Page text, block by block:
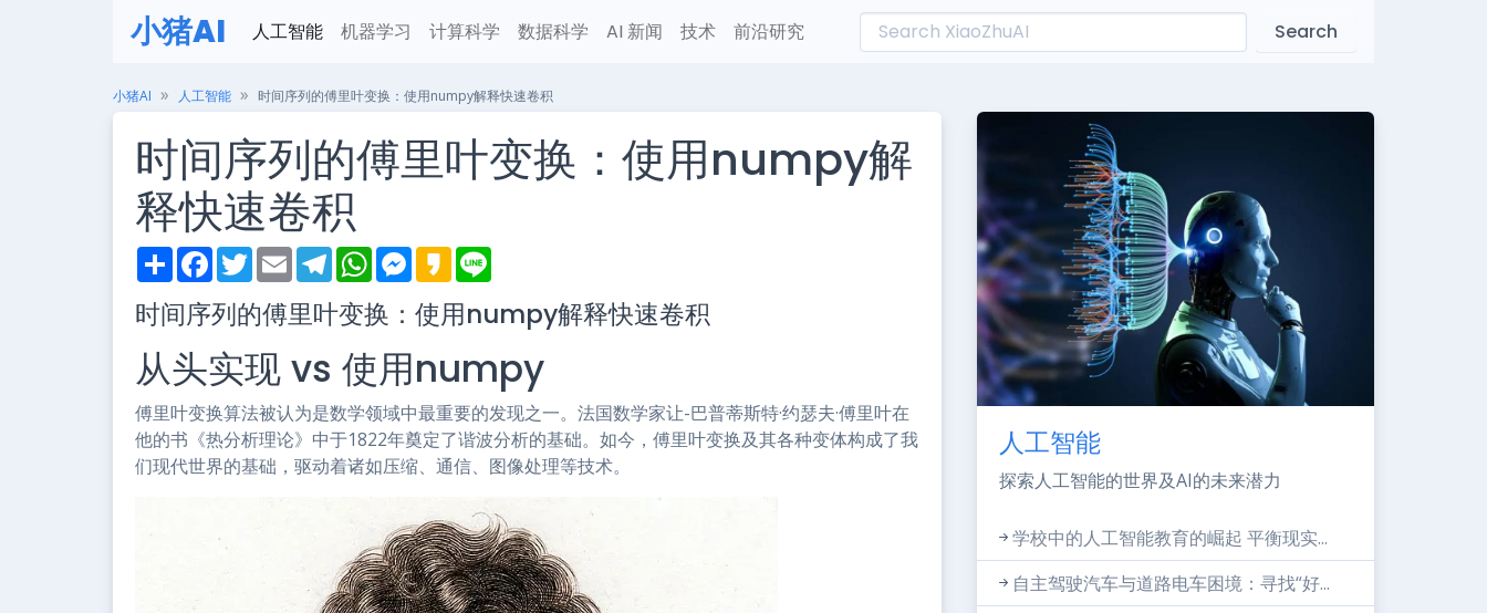
小猪AI 人工智能 机器学习 计算科学 数据科学 AI 新闻 技术 前沿研究 Search
小猪AI 人工智能 时间序列的傅里叶变换：使用numpy解释快速卷积
时间序列的傅里叶变换：使用numpy解
释快速卷积
S
h
r
e
F
a
e
b
o
k
T
w
t
t
r
E
m
i
l
T
e
e
g
W
h
t
s
p
p
M
e
s
e
g
e
K
a
a
o
e
时间序列的傅里叶变换：使用numpy解释快速卷积
从头实现 vs 使用numpy
傅里叶变换算法被认为是数学领域中最重要的发现之一。法国数学家让-巴普蒂斯特·约瑟夫·傅里叶在
他的书《热分析理论》中于1822年奠定了谐波分析的基础。如今，傅里叶变换及其各种变体构成了我
们现代世界的基础，驱动着诸如压缩、通信、图像处理等技术。
人工智能
探索人工智能的世界及AI的未来潜力
学校中的人工智能教育的崛起 平衡现实...
自主驾驶汽车与道路电车困境：寻找“好...